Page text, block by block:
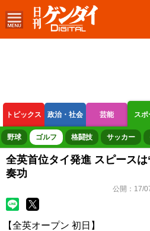
トピックス 政治・社会 芸能 スポ
ボートレース 競輪 オートレース
野球 ゴルフ 格闘技 サッカー
全英首位タイ発進 スピース
奏功
公開： 17/
【全英オープン 初日】